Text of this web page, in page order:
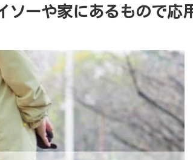
ソーや家にあるもので応